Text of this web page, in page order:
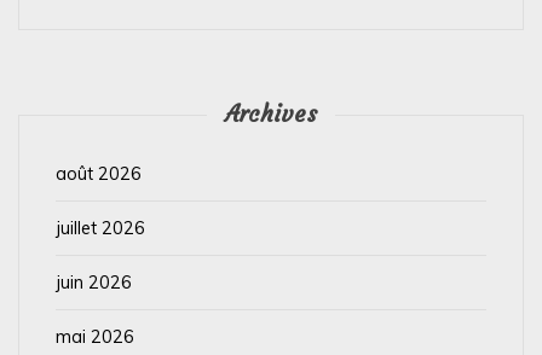
Archives
août 2026
juillet 2026
juin 2026
mai 2026